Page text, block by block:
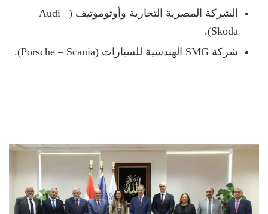
الشركة المصرية التجارية وأوتوموتيف (Audi –
Skoda).
شركة SMG الهندسية للسيارات (Porsche – Scania).